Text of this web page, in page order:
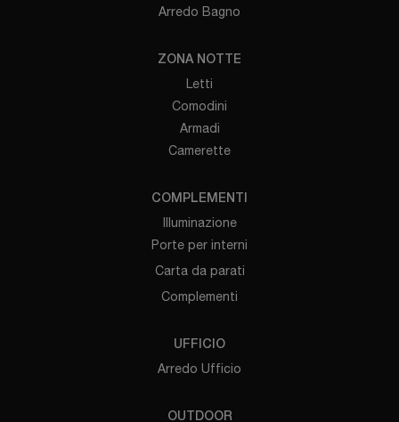
Arredo Bagno
ZONA NOTTE
Letti
Comodini
Armadi
Camerette
COMPLEMENTI
Illuminazione
Porte per interni
Carta da parati
Complementi
UFFICIO
Arredo Ufficio
OUTDOOR